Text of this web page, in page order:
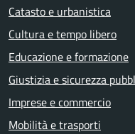
Catasto e urbanistica
Cultura e tempo libero
Educazione e formazione
Giustizia e sicurezza
Imprese e commercio
Mobilità e trasporti